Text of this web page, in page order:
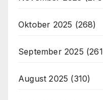
Oktober 2025 (268)
September 2025
August 2025 (310)